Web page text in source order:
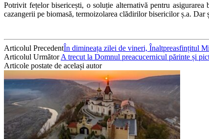
Potrivit fețelor bisericești, o soluție alternativă pentru
cazangerii pe biomasă, termoizolarea clădirilor bisericilor ș.a.
Articolul PrecedentÎn dimineața zilei de vineri, Înaltpreasfințitul
Articolul UrmătorA trecut la Domnul preacucernicul părinte și
Articole postate de același autor